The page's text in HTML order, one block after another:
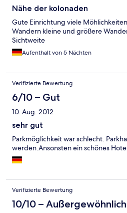
Nähe der kolonaden
Gute Einrichtung viele
Wandern kleine und größere
Sichtweite
Aufenthalt von 5 Nächten
Verifizierte Bewertung
6/10 – Gut
10. Aug. 2012
sehr gut
Parkmöglichkeit war schlecht.
werden.Ansonsten ein schönes
Verifizierte Bewertung
10/10 – Außergewöhnlich